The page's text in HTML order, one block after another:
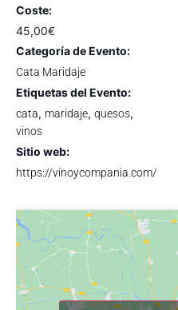
Coste:
45,00€
Categoría de Evento:
Cata Maridaje
Etiquetas del Evento:
cata, maridaje, quesos,
vinos
Sitio web:
https://vinoycompania.com/